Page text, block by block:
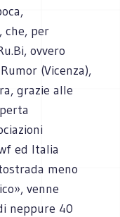
che, per
ovvero
(Vicenza),
grazie alle
ed Italia
meno
venne
neppure 40